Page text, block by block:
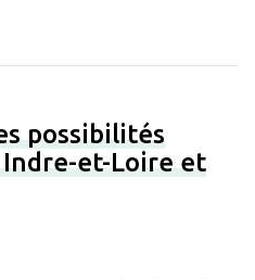
possibilités
et-Loire et